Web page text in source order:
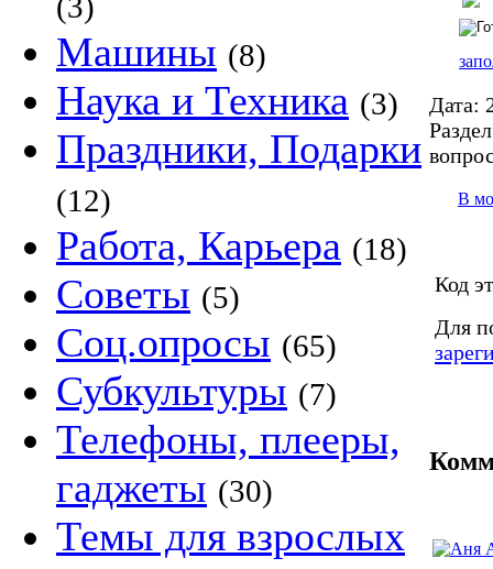
Машины (8)
Наука и Техника (3)
Праздники, Подарки
(12)
Работа, Карьера (18)
Советы (5)
Соц.опросы (65)
Субкультуры (7)
Телефоны, плееры,
гаджеты (30)
Темы для взрослых
Дата:
В
Код
Для